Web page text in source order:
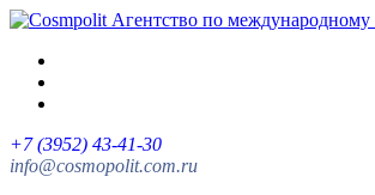
Агентство по
+7 (3952) 43-41-30
info@cosmopolit.com.ru